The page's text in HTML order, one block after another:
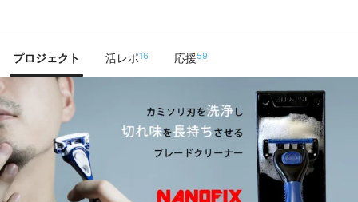
プロジェクト 活レポ16 応援59